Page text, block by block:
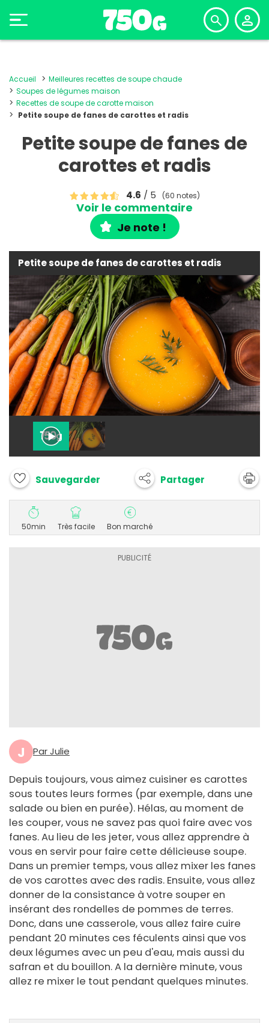
Accueil
Meilleures recettes de soupe chaude
Soupes de légumes maison
Recettes de soupe de carotte maison
Petite soupe de fanes de carottes et radis
Petite soupe de fanes de
carottes et radis
4.6 / 5 (60 notes)
Voir le commentaire
Je note !
Petite soupe de fanes de carottes et radis
Sauvegarder Partager
50min Très facile Bon marché
J Par Julie
Depuis toujours, vous aimez cuisiner es carottes
sous toutes leurs formes (par exemple, dans une
salade ou bien en purée). Hélas, au moment de
les couper, vous ne savez pas quoi faire avec vos
fanes. Au lieu de les jeter, vous allez apprendre à
vous en servir pour faire cette délicieuse soupe.
Dans un premier temps, vous allez mixer les fanes
de vos carottes avec des radis. Ensuite, vous allez
donner de la consistance à votre souper en
insérant des rondelles de pommes de terres.
Donc, dans une casserole, vous allez faire cuire
pendant 20 minutes ces féculents ainsi que vos
deux légumes avec un peu d'eau, mais aussi du
safran et du bouillon. A la dernière minute, vous
allez re mixer le tout pendant quelques minutes.